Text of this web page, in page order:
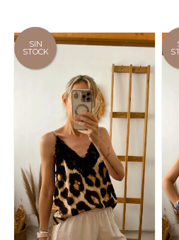
SIN
STOCK